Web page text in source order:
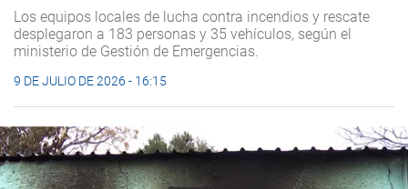
Los equipos locales de lucha contra incendios y rescate
desplegaron a 183 personas y 35 vehículos, según el
ministerio de Gestión de Emergencias.
9 DE JULIO DE 2026 - 16:15